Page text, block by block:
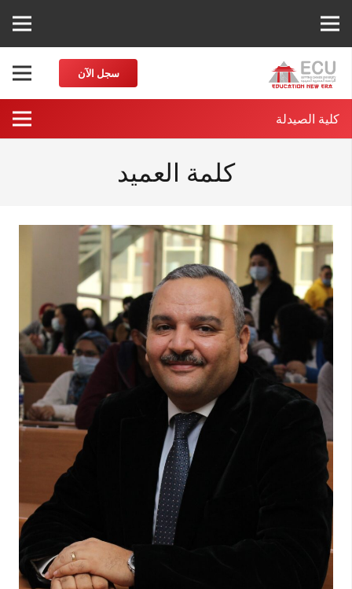
سجل الآن
كلية الصيدلة
كلمة العميد